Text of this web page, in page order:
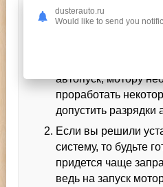
можно лишь в том
поэтому, после того
автопуск, мотору
проработать
допустить разрядки
Если вы решили
систему, то будьте
придется чаще
ведь на запуск
dusterauto.ru
Would like to send you